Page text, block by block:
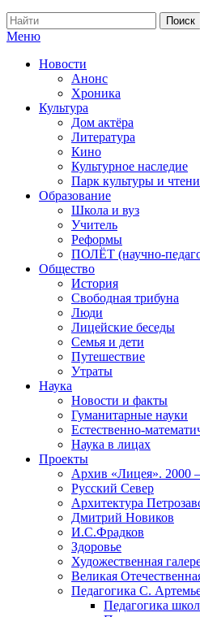
Меню
Новости
Анонс
Хроника
Культура
Дом актёра
Литература
Кино
Культурное наследие
Парк культуры и
Образование
Школа и вуз
Учитель
Реформы
ПОЛЁТ (научно-
Общество
История
Свободная трибуна
Люди
Лицейские беседы
Семья и дети
Путешествие
Утраты
Наука
Новости и факты
Гуманитарные науки
Естественно-
Наука в лицах
Проекты
Архив «Лицея». 2000
Русский Север
Архитектура
Дмитрий Новиков
И.С.Фрадков
Здоровье
Художественная
Великая
Педагогика С.
Педагогика